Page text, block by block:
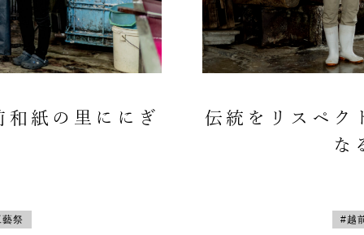
紙の里ににぎ
祭
伝統をリスペク
な
#越